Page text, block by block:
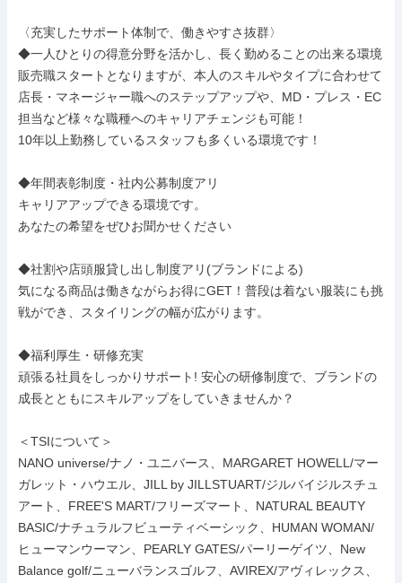
〈充実したサポート体制で、働きやすさ抜群〉
◆一人ひとりの得意分野を活かし、長く勤めることの出来る環境
販売職スタートとなりますが、本人のスキルやタイプに合わせて
店長・マネージャー職へのステップアップや、MD・プレス・EC
担当など様々な職種へのキャリアチェンジも可能！
10年以上勤務しているスタッフも多くいる環境です！
◆年間表彰制度・社内公募制度アリ
キャリアアップできる環境です。
あなたの希望をぜひお聞かせください
◆社割や店頭服貸し出し制度アリ(ブランドによる)
気になる商品は働きながらお得にGET！普段は着ない服装にも挑
戦ができ、スタイリングの幅が広がります。
◆福利厚生・研修充実
頑張る社員をしっかりサポート! 安心の研修制度で、ブランドの
成長とともにスキルアップをしていきませんか？
＜TSIについて＞
NANO universe/ナノ・ユニバース、MARGARET HOWELL/マー
ガレット・ハウエル、JILL by JILLSTUART/ジルバイジルスチュ
アート、FREE'S MART/フリーズマート、NATURAL BEAUTY
BASIC/ナチュラルフビューティベーシック、HUMAN WOMAN/
ヒューマンウーマン、PEARLY GATES/パーリーゲイツ、New
Balance golf/ニューバランスゴルフ、AVIREX/アヴィレックス、